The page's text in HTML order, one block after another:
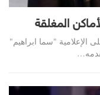
المغلقة
الإعلامية "سما ابراهيم"